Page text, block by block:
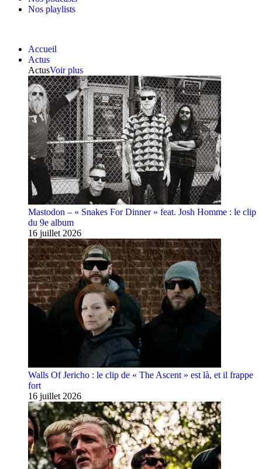
Nos playlists
Accueil
Actus
ActusVoir plus
Mastodon – « Snakes For Dinner » feat. Josh Homme : le clip
du 9e album
16 juillet 2026
Walls Of Jericho : le clip de « The Ascent » est là, et il frappe
fort
16 juillet 2026